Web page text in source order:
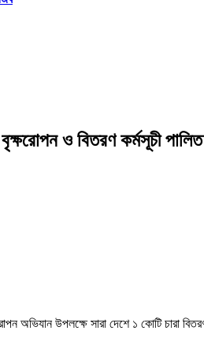
ও বিতরণ কর্মসূচী পালিত
অভিযান উপলক্ষে সারা দেশে ১ কোটি চারা